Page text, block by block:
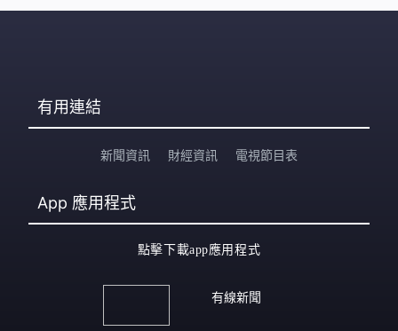
有用連結
新聞資訊 財經資訊 電視節目表
App 應用程式
點擊下載app應用程式
有線新聞